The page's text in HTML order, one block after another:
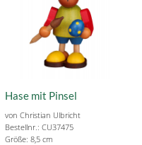
Hase mit Pinsel
von Christian Ulbricht
Bestellnr.: CU37475
Größe: 8,5 cm